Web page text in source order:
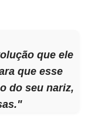
que ele
que esse
do seu nariz,